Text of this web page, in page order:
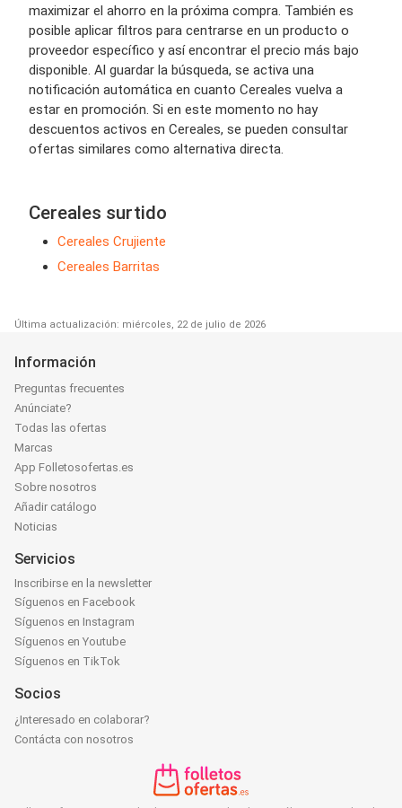
maximizar el ahorro en la próxima compra. También es
posible aplicar filtros para centrarse en un producto o
proveedor específico y así encontrar el precio más bajo
disponible. Al guardar la búsqueda, se activa una
notificación automática en cuanto Cereales vuelva a
estar en promoción. Si en este momento no hay
descuentos activos en Cereales, se pueden consultar
ofertas similares como alternativa directa.
Cereales surtido
Cereales Crujiente
Cereales Barritas
Última actualización: miércoles, 22 de julio de 2026
Información
Preguntas frecuentes
Anúnciate?
Todas las ofertas
Marcas
App Folletosofertas.es
Sobre nosotros
Añadir catálogo
Noticias
Servicios
Inscribirse en la newsletter
Síguenos en Facebook
Síguenos en Instagram
Síguenos en Youtube
Síguenos en TikTok
Socios
¿Interesado en colaborar?
Contácta con nosotros